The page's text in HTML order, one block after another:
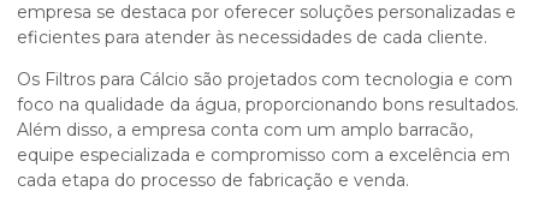
empresa se destaca por oferecer soluções personalizadas e
eficientes para atender às necessidades de cada cliente.
Os Filtros para Cálcio são projetados com tecnologia e com
foco na qualidade da água, proporcionando bons resultados.
Além disso, a empresa conta com um amplo barracão,
equipe especializada e compromisso com a excelência em
cada etapa do processo de fabricação e venda.